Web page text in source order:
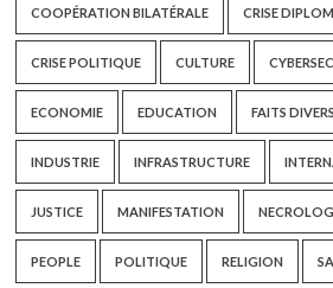
COOPÉRATION BILATÉRALE CRISE
CRISE POLITIQUE CULTURE
ECONOMIE EDUCATION FAITS DIVERS
INDUSTRIE INFRASTRUCTURE
JUSTICE MANIFESTATION
PEOPLE POLITIQUE RELIGION